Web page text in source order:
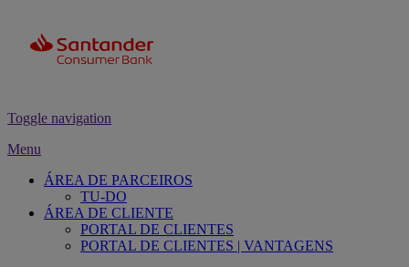
Toggle navigation
Menu
ÁREA DE PARCEIROS
TU-DO
ÁREA DE CLIENTE
PORTAL DE CLIENTES
PORTAL DE CLIENTES | VANTAGENS